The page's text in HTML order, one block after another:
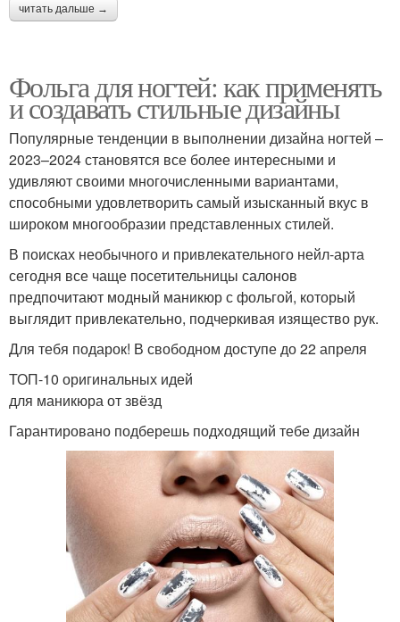
читать дальше →
Фольга для ногтей: как применять
и создавать стильные дизайны
Популярные тенденции в выполнении дизайна ногтей –
2023–2024 становятся все более интересными и
удивляют своими многочисленными вариантами,
способными удовлетворить самый изысканный вкус в
широком многообразии представленных стилей.
В поисках необычного и привлекательного нейл-арта
сегодня все чаще посетительницы салонов
предпочитают модный маникюр с фольгой, который
выглядит привлекательно, подчеркивая изящество рук.
Для тебя подарок! В свободном доступе до 22 апреля
ТОП-10 оригинальных идей
для маникюра от звёзд
Гарантировано подберешь подходящий тебе дизайн